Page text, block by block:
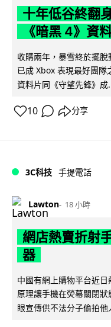
十年低谷終翻
《暗黑 4》資
收購兩年，暴雪終於擺
已成 Xbox 表現最好團隊
資料片同《守望先鋒》成
10 分享
3C科技 手提電話
Lawton 18 小時
網店熱賣折射
器
中國有網上購物平台近
原理讓手機在熒幕關閉
眼宣傳供不法分子偷拍他